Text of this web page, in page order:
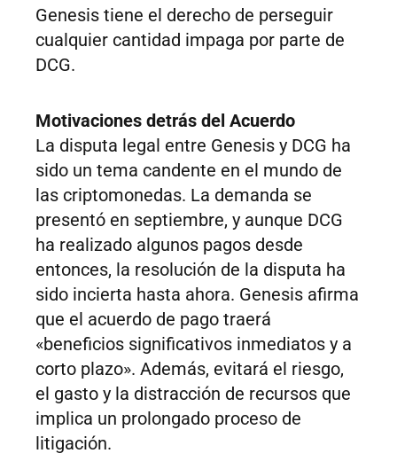
Genesis tiene el derecho de perseguir
cualquier cantidad impaga por parte de
DCG.
Motivaciones detrás del Acuerdo
La disputa legal entre Genesis y DCG ha
sido un tema candente en el mundo de
las criptomonedas. La demanda se
presentó en septiembre, y aunque DCG
ha realizado algunos pagos desde
entonces, la resolución de la disputa ha
sido incierta hasta ahora. Genesis afirma
que el acuerdo de pago traerá
«beneficios significativos inmediatos y a
corto plazo». Además, evitará el riesgo,
el gasto y la distracción de recursos que
implica un prolongado proceso de
litigación.